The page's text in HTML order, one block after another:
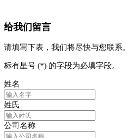
给我们留言
请填写下表，我们将尽快与您联系。
标有星号 (*) 的字段为必填字段。
姓名
姓氏
公司名称